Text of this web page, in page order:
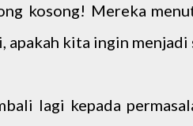
kosong! Mereka
apakah kita ingin
lagi kepada